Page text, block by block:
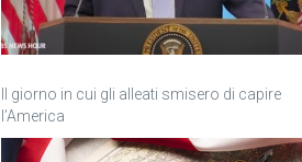
Il giorno in cui gli alleati smisero di capire
l’America